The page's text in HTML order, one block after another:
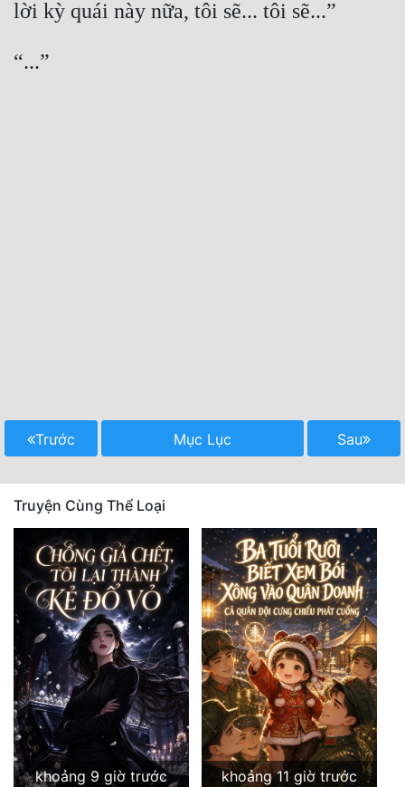
Trước Mục Lục Sau
Truyện Cùng Thể Loại
khoảng 9 giờ trước
khoảng 11 giờ trước